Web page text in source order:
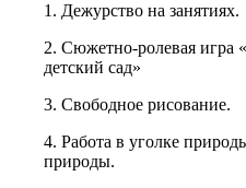
1. Дежурство на занятиях.
2. Сюжетно-ролевая игра
детский сад»
3. Свободное рисование.
4. Работа в уголке
природы.